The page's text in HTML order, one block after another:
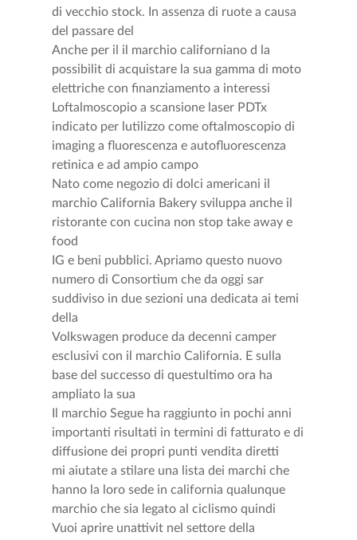
di vecchio stock. In assenza di ruote a causa
del passare del
Anche per il il marchio californiano d la
possibilit di acquistare la sua gamma di moto
elettriche con finanziamento a interessi
Loftalmoscopio a scansione laser PDTx
indicato per lutilizzo come oftalmoscopio di
imaging a fluorescenza e autofluorescenza
retinica e ad ampio campo
Nato come negozio di dolci americani il
marchio California Bakery sviluppa anche il
ristorante con cucina non stop take away e
food
IG e beni pubblici. Apriamo questo nuovo
numero di Consortium che da oggi sar
suddiviso in due sezioni una dedicata ai temi
della
Volkswagen produce da decenni camper
esclusivi con il marchio California. E sulla
base del successo di questultimo ora ha
ampliato la sua
Il marchio Segue ha raggiunto in pochi anni
importanti risultati in termini di fatturato e di
diffusione dei propri punti vendita diretti
mi aiutate a stilare una lista dei marchi che
hanno la loro sede in california qualunque
marchio che sia legato al ciclismo quindi
Vuoi aprire unattivit nel settore della